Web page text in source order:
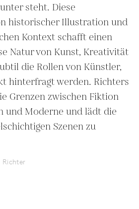
steht. Diese
historischer Illustration und
Kontext schafft einen
Natur von Kunst, Kreativität
die Rollen von Künstler,
hinterfragt werden. Richters
Grenzen zwischen Fiktion
und Moderne und lädt die
Szenen zu